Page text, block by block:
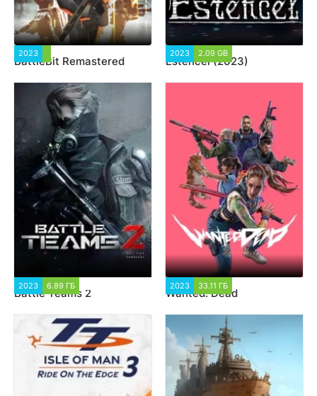
2023
BattleBit Remastered
2023 2.09 GB
Estencel (2023)
2023 6.89 ГБ
Battle Teams 2
2023 33.11 ГБ
Wanted: Dead